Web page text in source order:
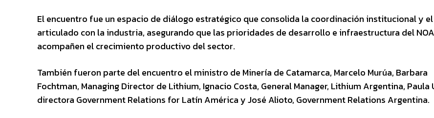
El encuentro fue un espacio de diálogo estratégico que consolida la coordinación institucional y
articulado con la industria, asegurando que las prioridades de desarrollo e infraestructura del NOA
acompañen el crecimiento productivo del sector.
También fueron parte del encuentro el ministro de Minería de Catamarca, Marcelo Murúa, Barbara
Fochtman, Managing Director de Lithium, Ignacio Costa, General Manager, Lithium Argentina, Paula
directora Government Relations for Latín América y José Alioto, Government Relations Argentina.